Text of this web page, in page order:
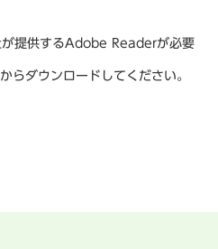
が提供するAdobe Readerが必要
ダウンロードしてください。